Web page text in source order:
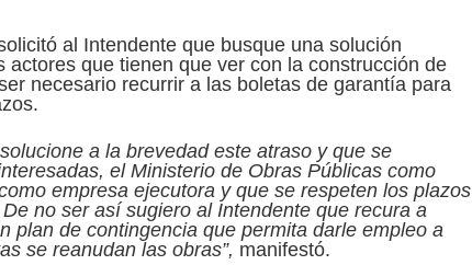
al Intendente que busque una solución
actores que tienen que ver con la construcción de
necesario recurrir a las boletas de garantía para
a la brevedad este atraso y que se
el Ministerio de Obras Públicas como
empresa ejecutora y que se respeten los plazos
no ser así sugiero al Intendente que recura a
plan de contingencia que permita darle empleo a
se reanudan las obras”, manifestó.